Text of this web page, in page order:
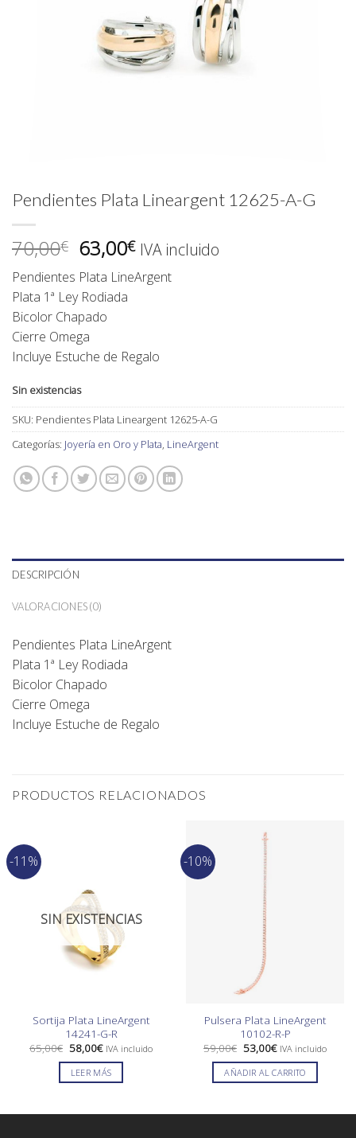
Pendientes Plata Lineargent 12625-A-G
70,00€ El
precio
original
era:
70,00€.
63,00€El
precio
actual
IVA incluido
Pendientes Plata LineArgent
Plata 1ª Ley Rodiada
Bicolor Chapado
Cierre Omega
Incluye Estuche de Regalo
Sin existencias
SKU: Pendientes Plata Lineargent 12625-A-G
Categorías: Joyería en Oro y Plata LineArgent
DESCRIPCIÓN
VALORACIONES (0)
Pendientes Plata LineArgent
Plata 1ª Ley Rodiada
Bicolor Chapado
Cierre Omega
Incluye Estuche de Regalo
PRODUCTOS RELACIONADOS
-11%
SIN EXISTENCIAS
Sortija Plata LineArgent
14241-G-R
65,00€ El
precio
original
era:
58,00€El
actual
es:
IVA incluido
LEER MÁS
-10%
Pulsera Plata LineArgent
10102-R-P
59,00€ El
precio
original
era:
53,00€El
actual
es:
IVA incluido
AÑADIR AL CARRITO